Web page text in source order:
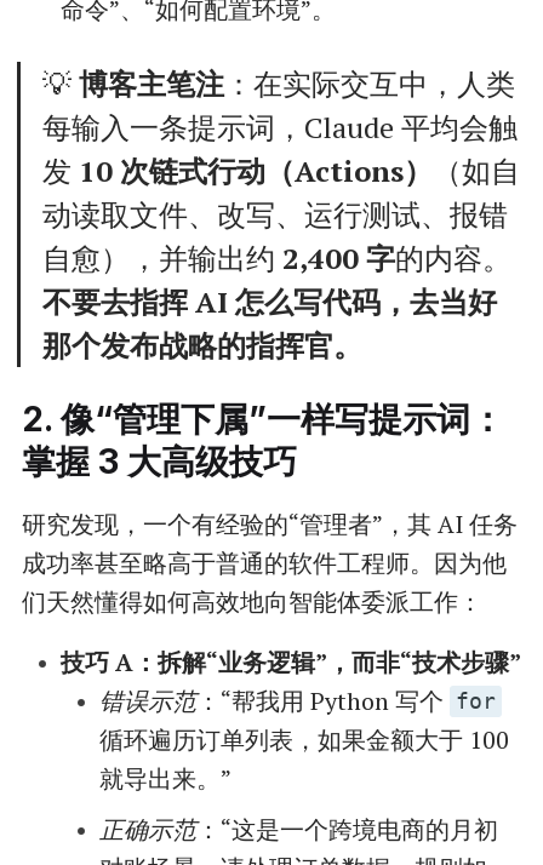
命令”、“如何配置环境”。
💡博客主笔注：在实际交互中，人类
每输入一条提示词，Claude 平均会触
发 10 次链式行动（Actions）
（如自
动读取文件、改写、运行测试、报错
自愈），并输出约 2,400 字的内容。
不要去指挥 AI 怎么写代码，去当好
那个发布战略的指挥官。
2. 像“管理下属”一样写提示词：
掌握 3 大高级技巧
研究发现，一个有经验的“管理者”，其 AI 任务
成功率甚至略高于普通的软件工程师。因为他
们天然懂得如何高效地向智能体委派工作：
技巧 A：拆解“业务逻辑”，而非“技术步骤”
错误示范：“帮我用 Python 写个 for
循环遍历订单列表，如果金额大于 100
就导出来。”
正确示范：“这是一个跨境电商的月初